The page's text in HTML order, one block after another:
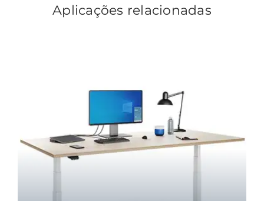
Aplicações relacionadas